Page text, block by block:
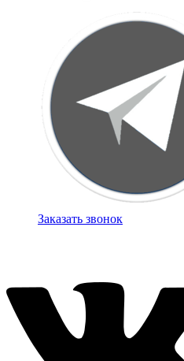
Заказать звонок